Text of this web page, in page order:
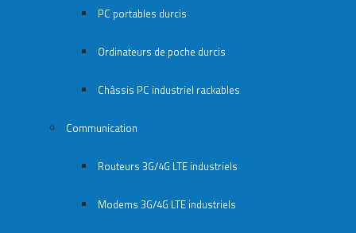
PC portables durcis
Ordinateurs de poche durcis
Châssis PC industriel rackables​
Communication
Routeurs 3G/4G LTE industriels
Modems 3G/4G LTE industriels